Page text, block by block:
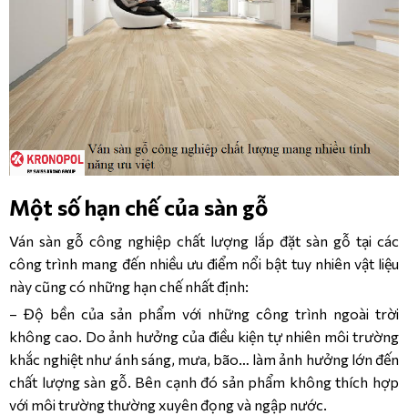
Một số hạn chế của sàn gỗ
Ván sàn gỗ công nghiệp chất lượng lắp đặt sàn gỗ tại các
công trình mang đến nhiều ưu điểm nổi bật tuy nhiên vật liệu
này cũng có những hạn chế nhất định:
– Độ bền của sản phẩm với những công trình ngoài trời
không cao. Do ảnh hưởng của điều kiện tự nhiên môi trường
khắc nghiệt như ánh sáng, mưa, bão… làm ảnh hưởng lớn đến
chất lượng sàn gỗ. Bên cạnh đó sản phẩm không thích hợp
với môi trường thường xuyên đọng và ngập nước.